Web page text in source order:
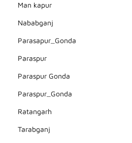
Man kapur
Nababganj
Parasapur_Gonda
Paraspur
Paraspur Gonda
Paraspur_Gonda
Ratangarh
Tarabganj